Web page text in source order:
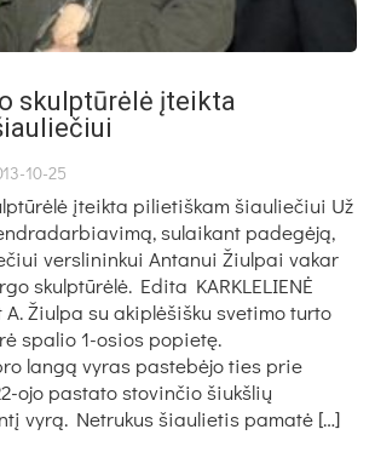
skulptūrėlė įteikta
10-25
įteikta pilietiškam šiauliečiui Už
sulaikant padegėją,
verslininkui Antanui Žiulpai vakar
skulptūrėlė. Edita KARKLELIENĖ
Žiulpa su akiplėšišku svetimo turto
spalio 1-osios popietę.
langą vyras pastebėjo ties prie
ojo pastato stovinčio šiukšlių
vyrą. Netrukus šiaulietis pamatė […]